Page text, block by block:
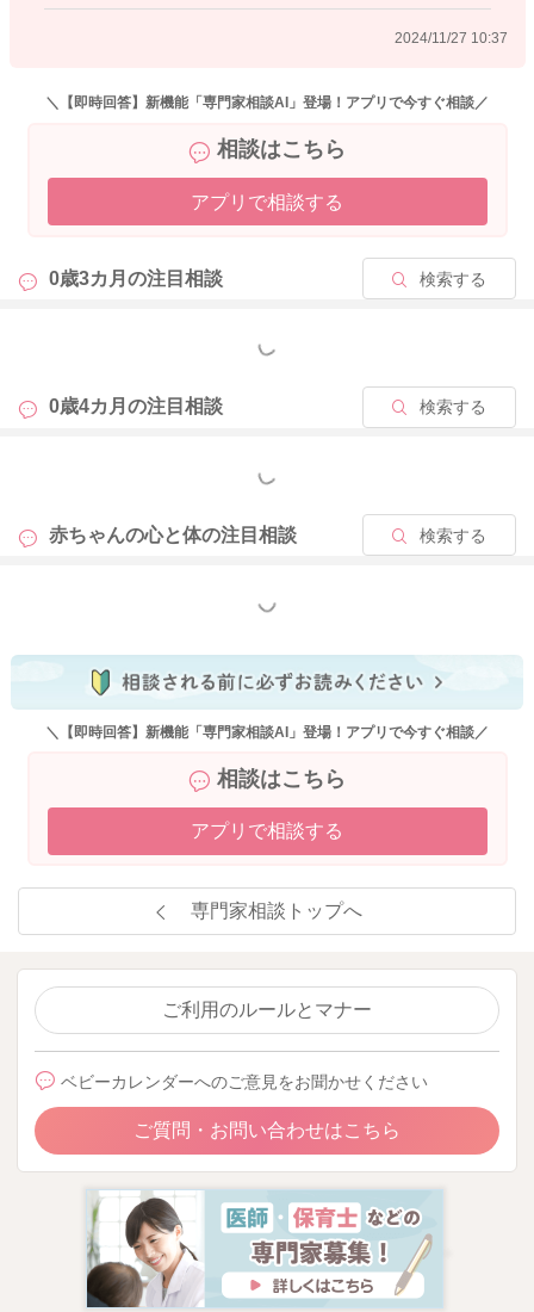
2024/11/27 10:37
＼【即時回答】新機能「専門家相談AI」登場！アプリで今すぐ相談／
相談はこちら
アプリで相談する
0歳3カ月の注目相談 検索する
もっと見る
0歳4カ月の注目相談 検索する
もっと見る
赤ちゃんの心と体の注目相談 検索する
もっと見る
＼【即時回答】新機能「専門家相談AI」登場！アプリで今すぐ相談／
相談はこちら
アプリで相談する
専門家相談トップへ
ご利用のルールとマナー
ベビーカレンダーへのご意見をお聞かせください
ご質問・お問い合わせはこちら